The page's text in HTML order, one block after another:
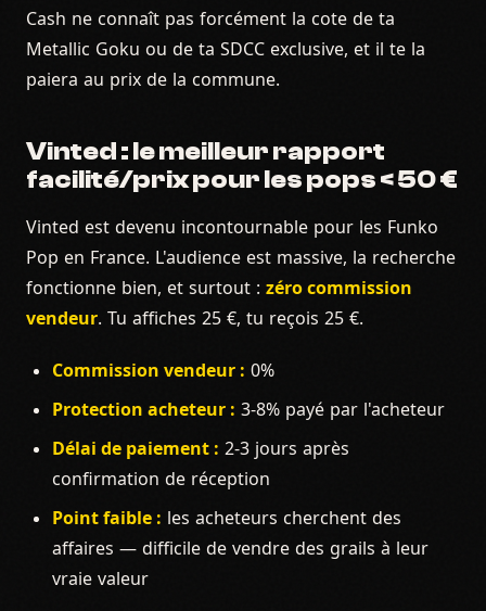
Cash ne connaît pas forcément la cote de ta
Metallic Goku ou de ta SDCC exclusive, et il te la
paiera au prix de la commune.
Vinted : le meilleur rapport
facilité/prix pour les pops < 50 €
Vinted est devenu incontournable pour les Funko
Pop en France. L'audience est massive, la recherche
fonctionne bien, et surtout : zéro commission
vendeur. Tu affiches 25 €, tu reçois 25 €.
Commission vendeur : 0%
Protection acheteur : 3-8% payé par l'acheteur
Délai de paiement : 2-3 jours après
confirmation de réception
Point faible : les acheteurs cherchent des
affaires — difficile de vendre des grails à leur
vraie valeur